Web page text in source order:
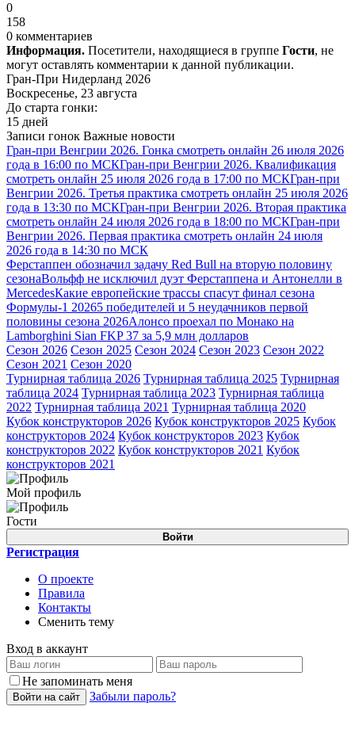
0
158
0 комментариев
Информация. Посетители, находящиеся в группе Гости, не
могут оставлять комментарии к данной публикации.
Гран-При Нидерланд 2026
Воскресенье, 23 августа
До старта гонки:
15 дней
Записи гонок Важные новости
Гран-при Венгрии 2026. Гонка смотреть онлайн 26 июля 2026
года в 16:00 по МСКГран-при Венгрии 2026. Квалификация
смотреть онлайн 25 июля 2026 года в 17:00 по МСКГран-при
Венгрии 2026. Третья практика смотреть онлайн 25 июля 2026
года в 13:30 по МСКГран-при Венгрии 2026. Вторая практика
смотреть онлайн 24 июля 2026 года в 18:00 по МСКГран-при
Венгрии 2026. Первая практика смотреть онлайн 24 июля
2026 года в 14:30 по МСК
Ферстаппен обозначил задачу Red Bull на вторую половину
сезонаВольфф не исключил дуэт Ферстаппена и Антонелли в
MercedesКакие европейские трассы спасут финал сезона
Формулы-1 20265 победителей и 5 неудачников первой
половины сезона 2026Алонсо проехал по Монако на
Lamborghini Sian FKP 37 за 5,9 млн долларов
Сезон 2026 Сезон 2025 Сезон 2024 Сезон 2023 Сезон 2022
Сезон 2021 Сезон 2020
Турнирная таблица 2026 Турнирная таблица 2025 Турнирная
таблица 2024 Турнирная таблица 2023 Турнирная таблица
2022 Турнирная таблица 2021 Турнирная таблица 2020
Кубок конструкторов 2026 Кубок конструкторов 2025 Кубок
конструкторов 2024 Кубок конструкторов 2023 Кубок
конструкторов 2022 Кубок конструкторов 2021 Кубок
конструкторов 2021
Мой профиль
Гости
Войти
Регистрация
О проекте
Правила
Контакты
Сменить тему
Вход в аккаунт
Не запоминать меня
Войти на сайт Забыли пароль?